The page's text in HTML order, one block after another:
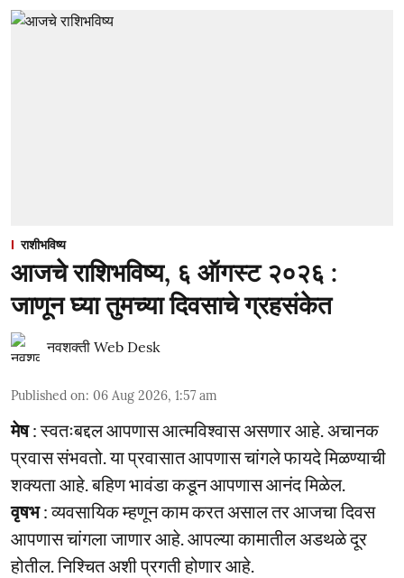
राशीभविष्य
आजचे राशिभविष्य, ६ ऑगस्ट २०२६ :
जाणून घ्या तुमच्या दिवसाचे ग्रहसंकेत
नवशक्ती Web Desk
Published on: 06 Aug 2026, 1:57 am
मेष: स्वतःबद्दल आपणास आत्मविश्वास असणार आहे. अचानक
प्रवास संभवतो. या प्रवासात आपणास चांगले फायदे मिळण्याची
शक्यता आहे. बहिण भावंडा कडून आपणास आनंद मिळेल.
वृषभ: व्यवसायिक म्हणून काम करत असाल तर आजचा दिवस
आपणास चांगला जाणार आहे. आपल्या कामातील अडथळे दूर
होतील. निश्चित अशी प्रगती होणार आहे.